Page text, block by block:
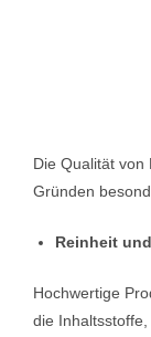
Die Qualität von
Gründen
Reinheit
Hochwertige
die